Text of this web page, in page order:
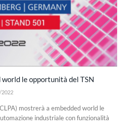
world le opportunità del TSN
2022
mostrerà a embedded world le
industriale con funzionalità